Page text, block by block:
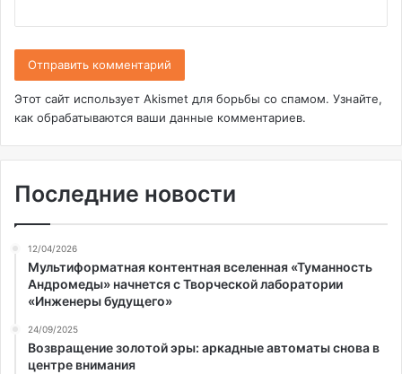
Этот сайт использует Akismet для борьбы со спамом. Узнайте,
как обрабатываются ваши данные комментариев.
Последние новости
12/04/2026
Мультиформатная контентная вселенная «Туманность
Андромеды» начнется с Творческой лаборатории
«Инженеры будущего»
24/09/2025
Возвращение золотой эры: аркадные автоматы снова в
центре внимания